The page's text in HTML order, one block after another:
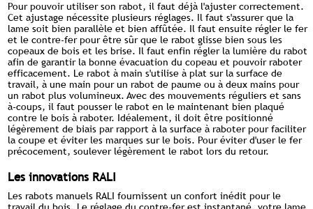
Pour pouvoir utiliser son rabot, il faut déjà l'ajuster correctement.
Cet ajustage nécessite plusieurs réglages. Il faut s'assurer que la
lame soit bien parallèle et bien affûtée. Il faut ensuite régler le fer
et le contre-fer pour être sûr que le rabot glisse bien sous les
copeaux de bois et les brise. Il faut enfin régler la lumière du rabot
afin de garantir la bonne évacuation du copeau et pouvoir raboter
efficacement. Le rabot à main s'utilise à plat sur la surface de
travail, à une main pour un rabot de paume ou à deux mains pour
un rabot plus volumineux. Avec des mouvements réguliers et sans
à-coups, il faut pousser le rabot en le maintenant bien plaqué
contre le bois à raboter. Idéalement, il doit être positionné
légèrement de biais par rapport à la surface à raboter pour faciliter
la coupe et éviter les marques sur le bois. Pour éviter d'user le fer
précocement, soulever légèrement le rabot lors du retour.
Les innovations RALI
Les rabots manuels RALI fournissent un confort inédit pour le